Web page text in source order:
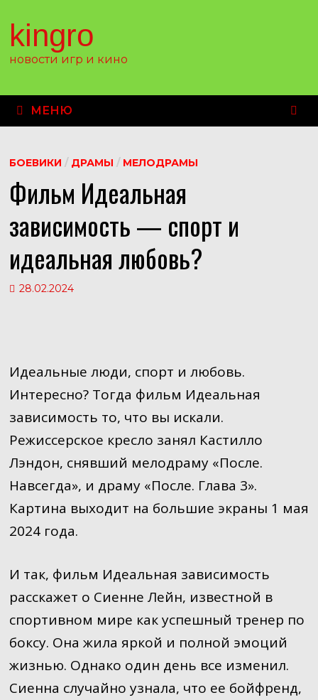
содержимому
kingro
новости игр и кино
МЕНЮ
БОЕВИКИ / ДРАМЫ / МЕЛОДРАМЫ
Фильм Идеальная
зависимость — спорт и
идеальная любовь?
28.02.2024
Идеальные люди, спорт и любовь.
Интересно? Тогда фильм Идеальная
зависимость то, что вы искали.
Режиссерское кресло занял Кастилло
Лэндон, снявший мелодраму «После.
Навсегда», и драму «После. Глава 3».
Картина выходит на большие экраны 1 мая
2024 года.
И так, фильм Идеальная зависимость
расскажет о Сиенне Лейн, известной в
спортивном мире как успешный тренер по
боксу. Она жила яркой и полной эмоций
жизнью. Однако один день все изменил.
Сиенна случайно узнала, что ее бойфренд,